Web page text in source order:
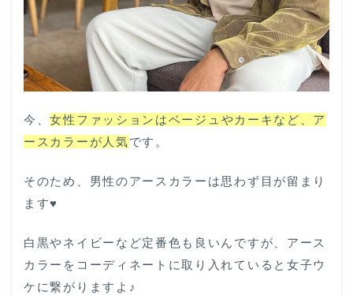
今、女性ファッションはベージュやカーキなど、ア
ースカラーが人気です。
そのため、男性のアースカラーは思わず目が留まり
ます♥
白黒やネイビーなど定番色も良いんですが、アース
カラーをコーディネートに取り入れていると女子ウ
ケに繋がりますよ♪